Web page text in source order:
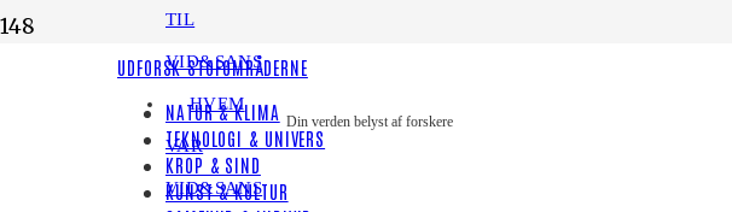
TIL
VID&SANS
HVEM
VAR
VID&SANS
Din verden belyst af forskere
UDFORSK STOFOMRÅDERNE
NATUR & KLIMA
TEKNOLOGI & UNIVERS
KROP & SIND
KUNST & KULTUR
Frederik Stjernfelt